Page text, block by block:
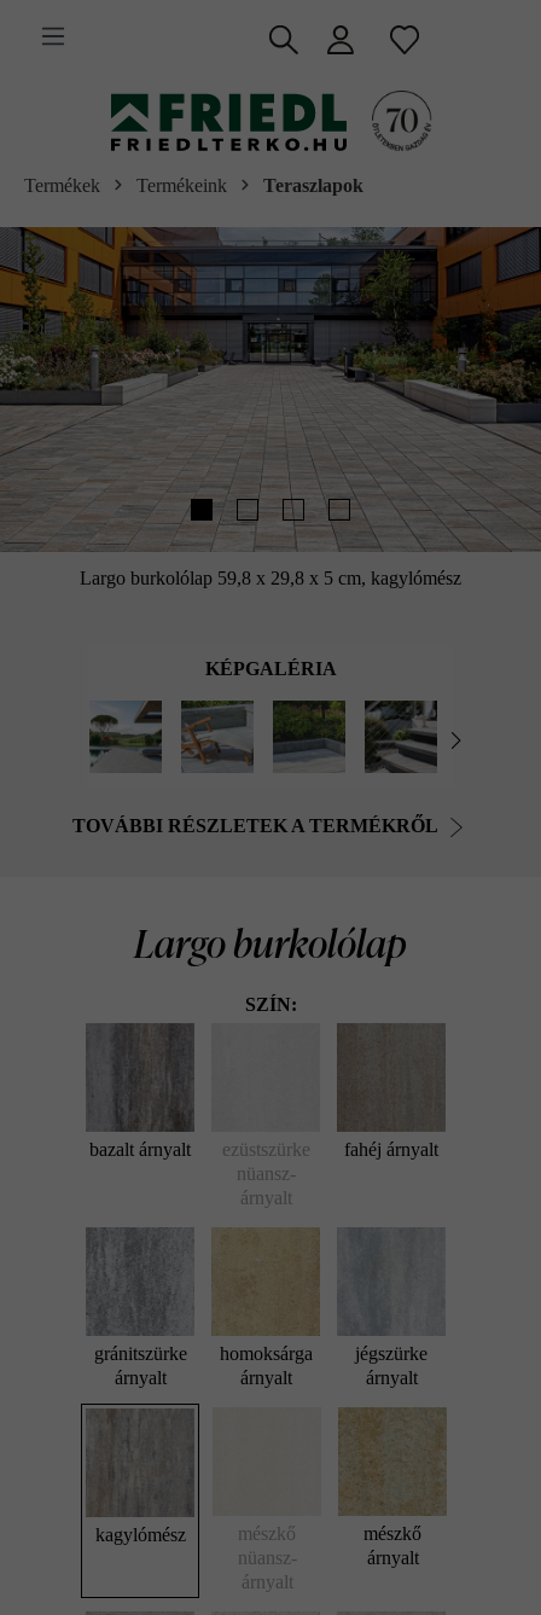
tartalomra
Termékek Termékeink Teraszlapok
Largo burkolólap 59,8 x 29,8 x 5 cm, kagylómész
KÉPGALÉRIA
TOVÁBBI RÉSZLETEK A TERMÉKRŐL
Largo burkolólap
SZÍN:
bazalt árnyalt
ezüstszürke
nüansz-
árnyalt
fahéj árnyalt
gránitszürke
árnyalt
homoksárga
árnyalt
jégszürke
árnyalt
kagylómész
mészkő
nüansz-
árnyalt
mészkő
árnyalt